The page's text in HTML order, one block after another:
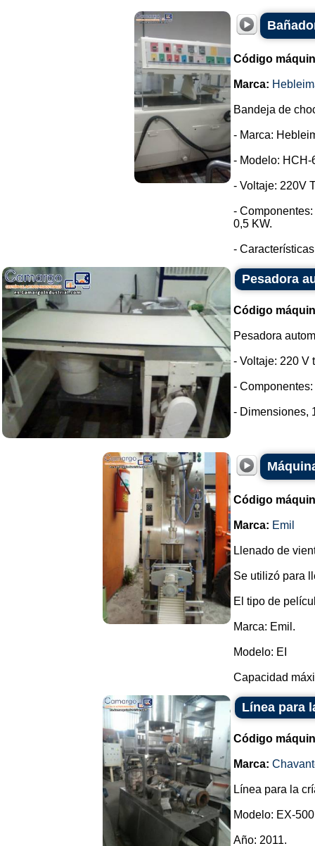
Código
Marca:
Bandeja de
- Marca:
- Modelo: HCH-
- Voltaje: 220V
-
0,5 KW.
-
Pesadora
Código
Pesadora
- Voltaje: 220 V
-
- Dimensiones,
Código
Marca: Emil
Llenado de
Se utilizó para
El tipo de
Marca: Emil.
Modelo: EI
Capacidad
Línea para
Código
Marca:
Línea para la
Modelo: EX-
Año: 2011.